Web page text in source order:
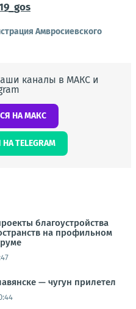
Амвросиевского
каналы в МАКС и
НА МАКС
TELEGRAM
благоустройства
на профильном
— чугун прилетел